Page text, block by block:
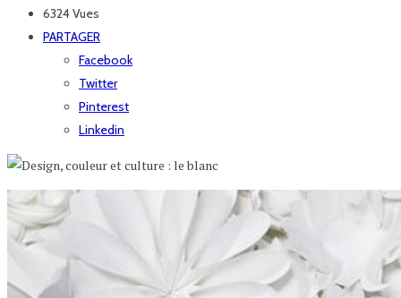
6324 Vues
PARTAGER
Facebook
Twitter
Pinterest
Linkedin